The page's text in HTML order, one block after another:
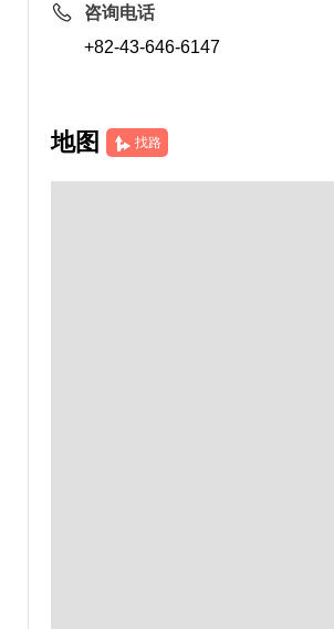
咨询电话
+82-43-646-6147
地图 找路